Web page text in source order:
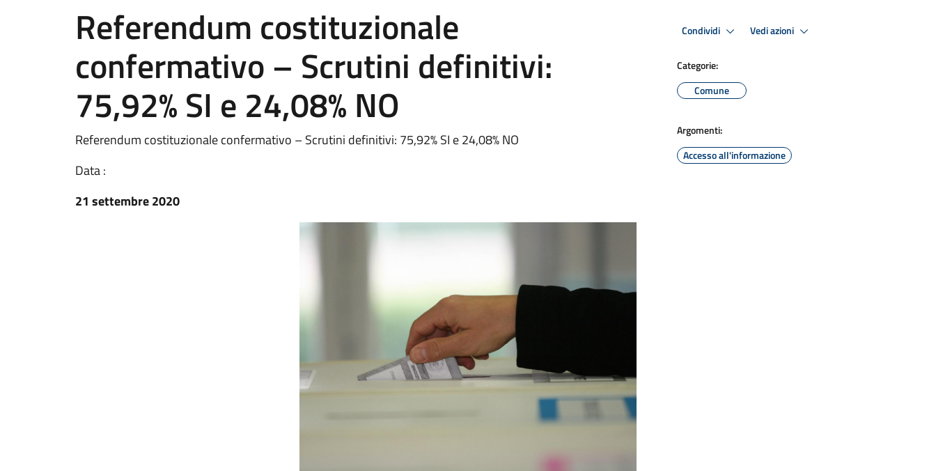
Referendum costituzionale
confermativo – Scrutini definitivi:
75,92% SI e 24,08% NO
Referendum costituzionale confermativo – Scrutini definitivi: 75,92% SI e 24,08% NO
Data :
21 settembre 2020
Condividi Vedi azioni
Categorie:
Comune
Argomenti:
Accesso all'informazione